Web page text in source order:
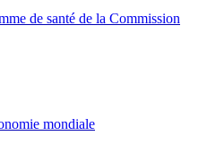
de santé de la Commission
mondiale